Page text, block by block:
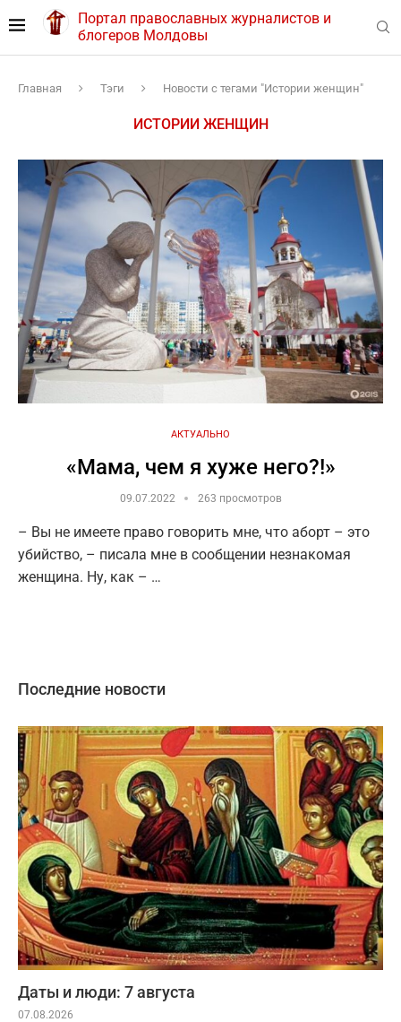
Портал православных журналистов и
блогеров Молдовы
Главная Тэги Новости с тегами "Истории женщин"
ИСТОРИИ ЖЕНЩИН
АКТУАЛЬНО
«Мама, чем я хуже него?!»
09.07.2022 263 просмотров
– Вы не имеете право говорить мне, что аборт – это
убийство, – писала мне в сообщении незнакомая
женщина. Ну, как – …
Последние новости
Даты и люди: 7 августа
07.08.2026